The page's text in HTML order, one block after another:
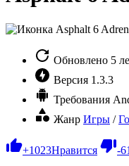
Обновлено 5
Версия 1.3.3
Требования
Жанр Игры /
+1023Нравится -61